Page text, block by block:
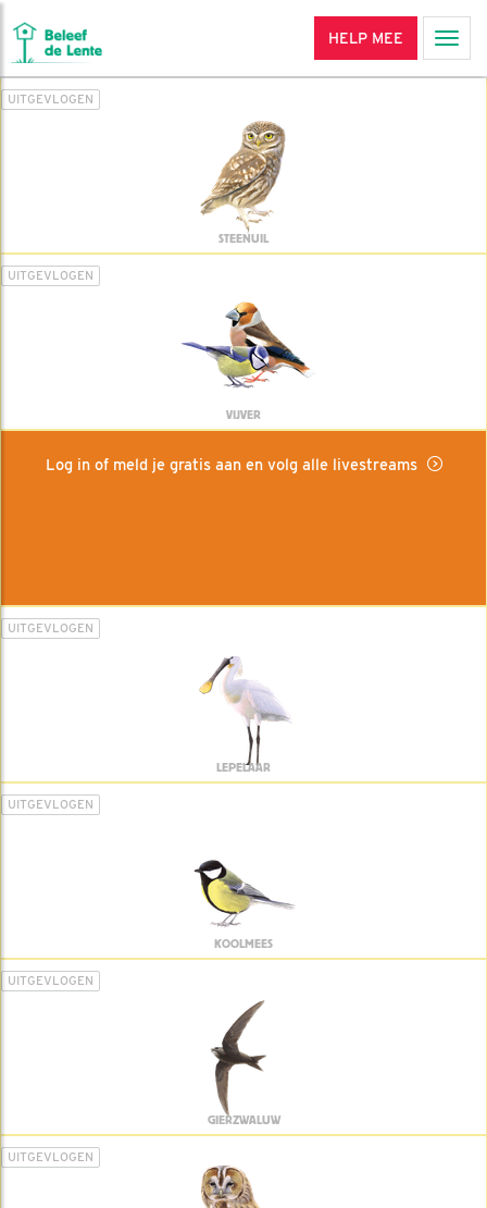
HELP MEE
UITGEVLOGEN
STEENUIL
UITGEVLOGEN
VIJVER
Log in of meld je gratis aan en volg alle livestreams
UITGEVLOGEN
LEPELAAR
UITGEVLOGEN
KOOLMEES
UITGEVLOGEN
GIERZWALUW
UITGEVLOGEN